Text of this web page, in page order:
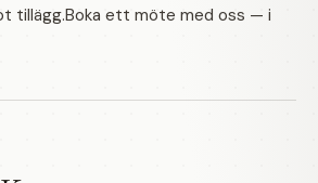
tillägg.Boka ett möte med oss — i